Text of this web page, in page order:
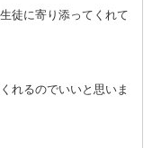
徒に寄り添ってくれて
れるのでいいと思いま